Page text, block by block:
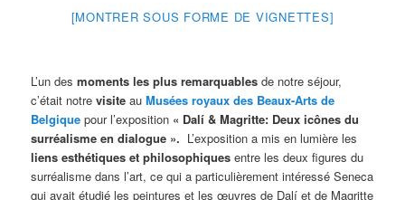
[MONTRER SOUS FORME DE VIGNETTES]
L’un desmoments les plus remarquables de notre séjour,
c’était notrevisite auMusées royaux des Beaux-Arts de
Belgique pour l’exposition « Dalí & Magritte: Deux icônes du
surréalisme en dialogue ». L’exposition a mis en lumière les
liens esthétiques et philosophiques entre les deux figures du
surréalisme dans l’art, ce qui a particulièrement intéressé Seneca
qui avait étudié les peintures et les œuvres de Dalí et de Magritte